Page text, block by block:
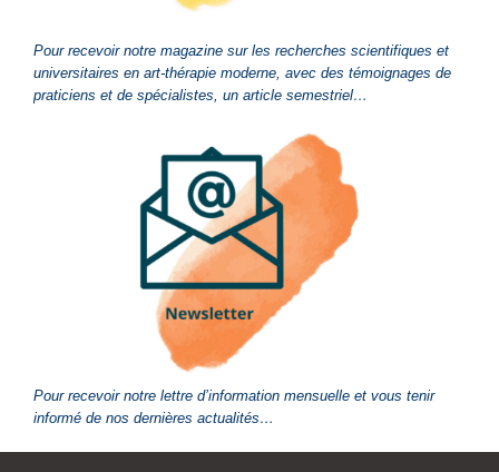
Pour recevoir notre magazine sur les recherches scientifiques et
universitaires en art-thérapie moderne, avec des témoignages de
praticiens et de spécialistes, un article semestriel…
Pour recevoir notre lettre d’information mensuelle et vous tenir
informé de nos dernières actualités…